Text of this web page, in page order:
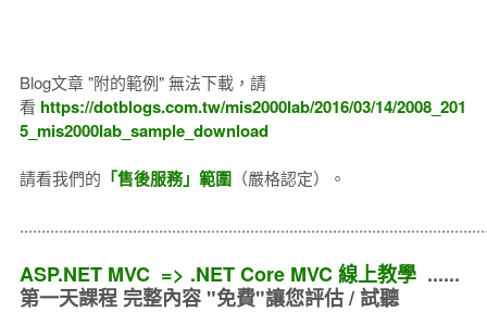
Blog文章 "附的範例" 無法下載，請
看 https://dotblogs.com.tw/mis2000lab/2016/03/14/2008_201
5_mis2000lab_sample_download
請看我們的 「售後服務」範圍（嚴格認定）。
ASP.NET MVC => .NET Core MVC 線上教學......
第一天課程 完整內容 "免費"讓您評估 / 試聽